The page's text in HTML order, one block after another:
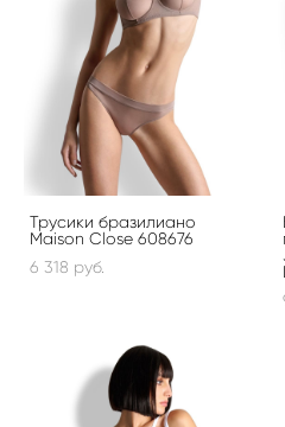
Трусики бразилиано
Maison Close 608676
6 318 pуб.